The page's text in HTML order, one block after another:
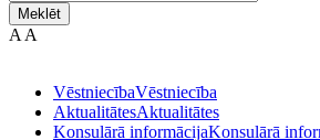
Meklēt
A A
VēstniecībaVēstniecība
AktualitātesAktualitātes
Konsulārā informācijaKonsulārā